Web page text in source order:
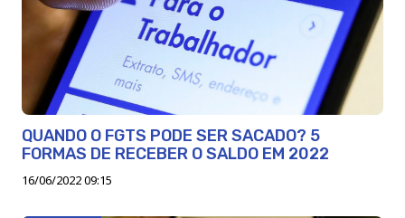
QUANDO O FGTS PODE SER SACADO? 5
FORMAS DE RECEBER O SALDO EM 2022
16/06/2022 09:15